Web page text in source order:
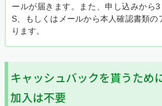
ールが届きます。また、申し込みから
S、もしくはメールから本人確認書類の
ります。
キャッシュバックを貰うため
加入は不要